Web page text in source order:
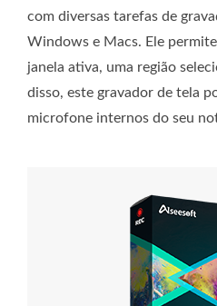
com diversas tarefas de
Windows e Macs. Ele
janela ativa, uma região
disso, este gravador de tela
microfone internos do seu